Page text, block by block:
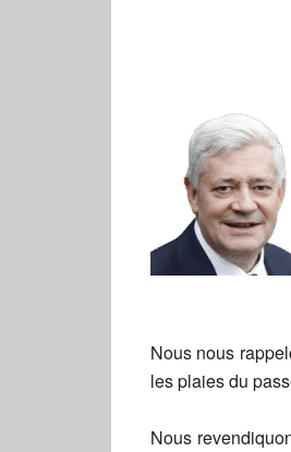
Nous nous
les plaies du
Nous